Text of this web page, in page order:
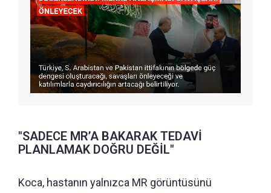
"SADECE MR’A BAKARAK TEDAVİ
PLANLAMAK DOĞRU DEĞİL"
Koca, hastanın yalnızca MR görüntüsünü